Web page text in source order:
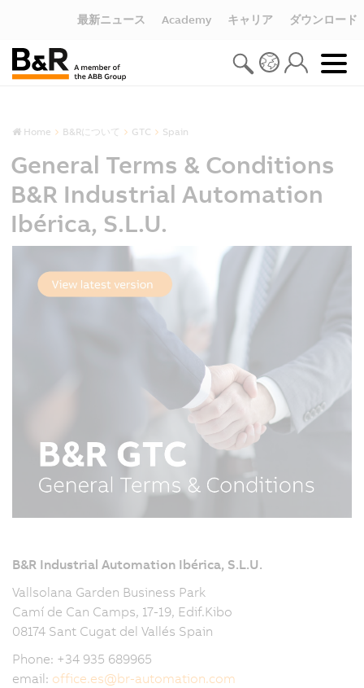
最新ニュース Academy キャリア ダウンロード
Home B&Rについて GTC Spain
General Terms & Conditions
B&R Industrial Automation
Ibérica, S.L.U.
B&R Industrial Automation Ibérica, S.L.U.
Vallsolana Garden Business Park
Camí de Can Camps, 17-19, Edif.Kibo
08174 Sant Cugat del Vallés Spain
Phone: +34 935 689965
email: office.es@br-automation.com